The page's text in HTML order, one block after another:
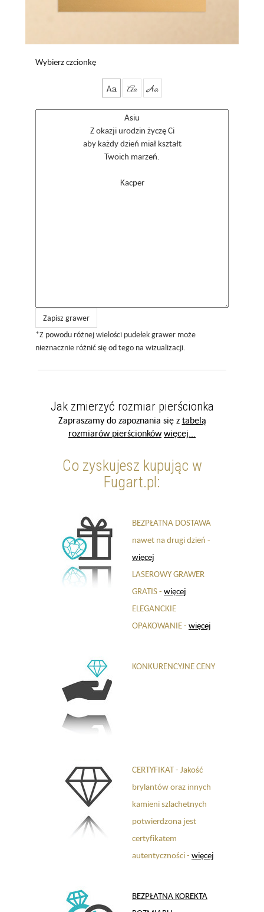
Wybierz czcionkę
Aa Aa Aa
Zapisz grawer
*Z powodu różnej wielości pudełek grawer może
nieznacznie różnić się od tego na wizualizacji.
Jak zmierzyć rozmiar pierścionka
Zapraszamy do zapoznania się z tabelą
rozmiarów pierścionków więcej...
Co zyskujesz kupując w
Fugart.pl:
BEZPŁATNA DOSTAWA
nawet na drugi dzień -
więcej
LASEROWY GRAWER
GRATIS - więcej
ELEGANCKIE
OPAKOWANIE - więcej
KONKURENCYJNE CENY
CERTYFIKAT - Jakość
brylantów oraz innych
kamieni szlachetnych
potwierdzona jest
certyfikatem
autentyczności - więcej
BEZPŁATNA KOREKTA